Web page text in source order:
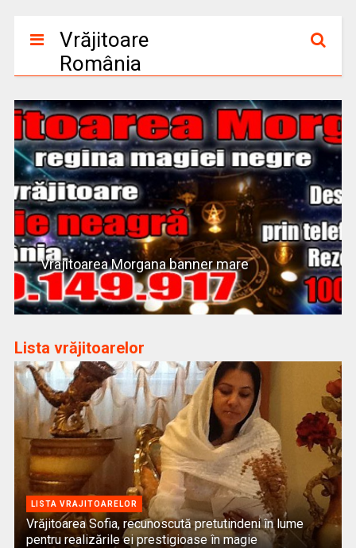
Vrăjitoare
România
Vrajitoarea Morgana banner mare
Lista vrăjitoarelor
LISTA VRAJITOARELOR
Vrăjitoarea Sofia, recunoscută pretutindeni în lume
pentru realizările ei prestigioase în magie